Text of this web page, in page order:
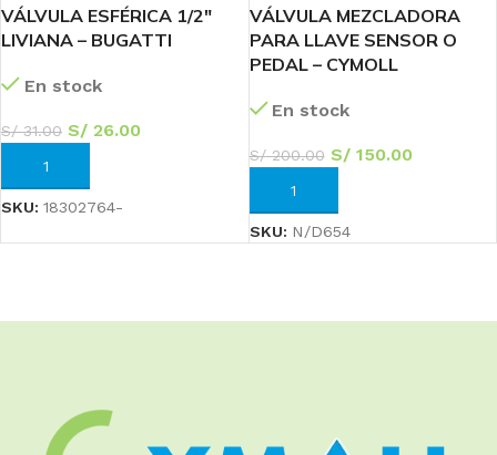
VÁLVULA ESFÉRICA 1/2″
LIVIANA – BUGATTI
En stock
S/31.00 S/ 26.00
AÑADIR AL CARRITO
SKU: 18302764-
VÁLVULA MEZCLADORA
PARA LLAVE SENSOR O
PEDAL – CYMOLL
En stock
S/200.00 S/150.00
AÑADIR AL CARRITO
SKU: N/D654